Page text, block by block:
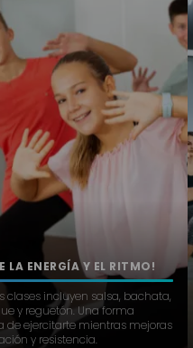
LA ENERGÍA Y EL RITMO!
clases incluyen salsa, bachata,
y reguetón. Una forma
de ejercitarte mientras mejoras
y resistencia.